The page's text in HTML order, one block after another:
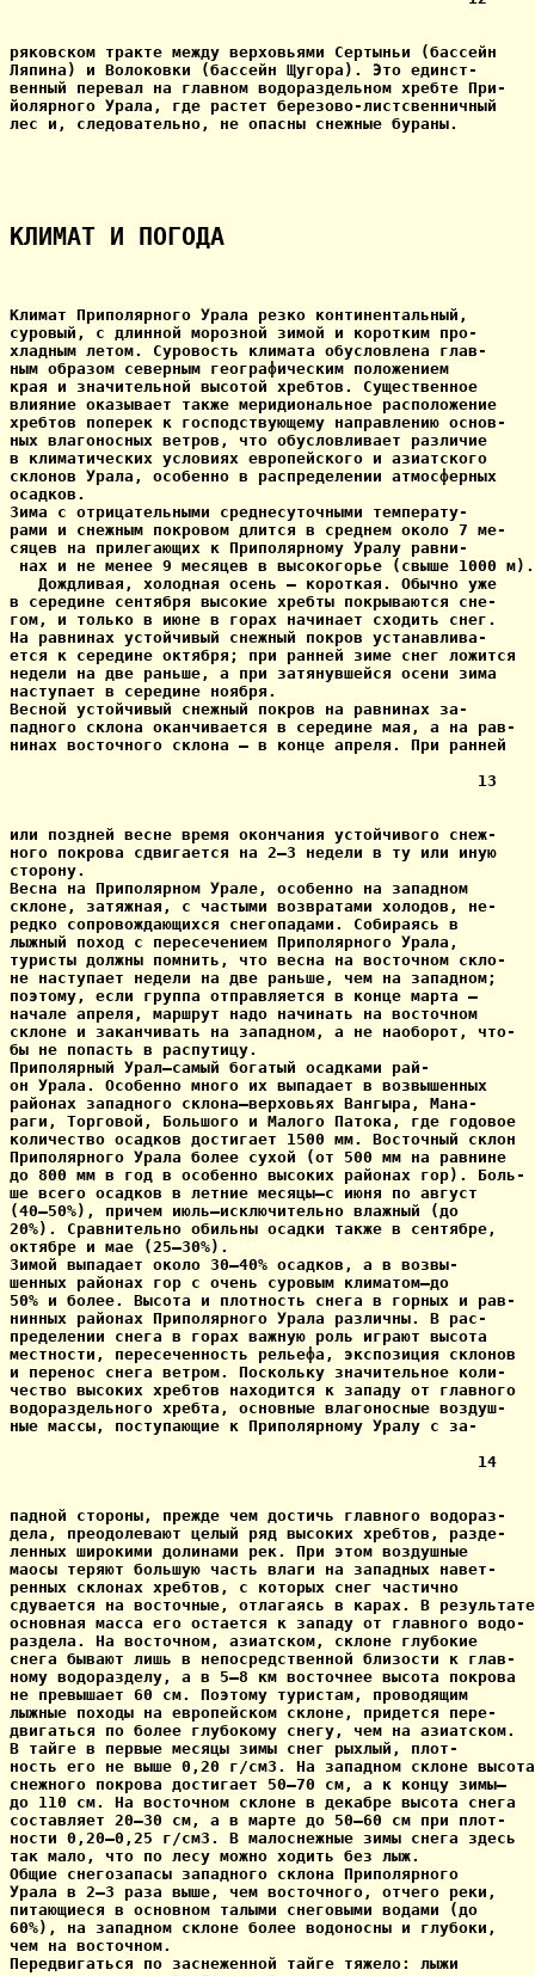
ряковском тракте между верховьями Сертыньи (бассейн
Ляпина) и Волоковки (бассейн Щугора). Это единст-
венный перевал на главном водораздельном хребте При-
йолярного Урала, где растет березово-листсвенничный
лес и, следовательно, не опасны снежные бураны.
КЛИМАТ И ПОГОДА
Климат Приполярного Урала резко континентальный,
суровый, с длинной морозной зимой и коротким про-
хладным летом. Суровость климата обусловлена глав-
ным образом северным географическим положением
края и значительной высотой хребтов. Существенное
влияние оказывает также меридиональное расположение
хребтов поперек к господствующему направлению основ-
ных влагоносных ветров, что обусловливает различие
в климатических условиях европейского и азиатского
склонов Урала, особенно в распределении атмосферных
осадков.
Зима с отрицательными среднесуточными температу-
рами и снежным покровом длится в среднем около 7 ме-
сяцев на прилегающих к Приполярному Уралу равни-
нах и не менее 9 месяцев в высокогорье (свыше 1000 м).
   Дождливая, холодная осень — короткая. Обычно уже
в середине сентября высокие хребты покрываются сне-
гом, и только в июне в горах начинает сходить снег.
На равнинах устойчивый снежный покров устанавлива-
ется к середине октября; при ранней зиме снег ложится
недели на две раньше, а при затянувшейся осени зима
наступает в середине ноября.
Весной устойчивый снежный покров на равнинах за-
падного склона оканчивается в середине мая, а на рав-
нинах восточного склона — в конце апреля. При ранней
                                                 13
или поздней весне время окончания устойчивого снеж-
ного покрова сдвигается на 2—3 недели в ту или иную
сторону.
Весна на Приполярном Урале, особенно на западном
склоне, затяжная, с частыми возвратами холодов, не-
редко сопровождающихся снегопадами. Собираясь в
лыжный поход с пересечением Приполярного Урала,
туристы должны помнить, что весна на восточном скло-
не наступает недели на две раньше, чем на западном;
поэтому, если группа отправляется в конце марта —
начале апреля, маршрут надо начинать на восточном
склоне и заканчивать на западном, а не наоборот, что-
бы не попасть в распутицу.
Приполярный Урал—самый богатый осадками рай-
он Урала. Особенно много их выпадает в возвышенных
районах западного склона—верховьях Вангыра, Мана-
раги, Торговой, Большого и Малого Патока, где годовое
количество осадков достигает 1500 мм. Восточный склон
Приполярного Урала более сухой (от 500 мм на равнине
до 800 мм в год в особенно высоких районах гор). Боль-
ше всего осадков в летние месяцы—с июня по август
(40—50%), причем июль—исключительно влажный (до
20%). Сравнительно обильны осадки также в сентябре,
октябре и мае (25—30%).
Зимой выпадает около 30—40% осадков, а в возвы-
шенных районах гор с очень суровым климатом—до
50% и более. Высота и плотность снега в горных и рав-
нинных районах Приполярного Урала различны. В рас-
пределении снега в горах важную роль играют высота
местности, пересеченность рельефа, экспозиция склонов
и перенос снега ветром. Поскольку значительное коли-
чество высоких хребтов находится к западу от главного
водораздельного хребта, основные влагоносные воздуш-
ные массы, поступающие к Приполярному Уралу с за-
                                                 14
падной стороны, прежде чем достичь главного водораз-
дела, преодолевают целый ряд высоких хребтов, разде-
ленных широкими долинами рек. При этом воздушные
маосы теряют большую часть влаги на западных навет-
ренных склонах хребтов, с которых снег частично
сдувается на восточные, отлагаясь в карах. В результате
основная масса его остается к западу от главного водо-
раздела. На восточном, азиатском, склоне глубокие
снега бывают лишь в непосредственной близости к глав-
ному водоразделу, а в 5—8 км восточнее высота покрова
не превышает 60 см. Поэтому туристам, проводящим
лыжные походы на европейском склоне, придется пере-
двигаться по более глубокому снегу, чем на азиатском.
В тайге в первые месяцы зимы снег рыхлый, плот-
ность его не выше 0,20 г/см3. На западном склоне высота
снежного покрова достигает 50—70 см, а к концу зимы—
до 110 см. На восточном склоне в декабре высота снега
составляет 20—30 см, а в марте до 50—60 см при плот-
ности 0,20—0,25 г/см3. В малоснежные зимы снега здесь
так мало, что по лесу можно ходить без лыж.
Общие снегозапасы западного склона Приполярного
Урала в 2—3 раза выше, чем восточного, отчего реки,
питающиеся в основном талыми снеговыми водами (до
60%), на западном склоне более водоносны и глубоки,
чем на восточном.
Передвигаться по заснеженной тайге тяжело: лыжи